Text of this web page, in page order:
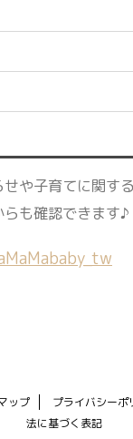
や子育てに関す
も確認できます♪
ップ プライバシーポ
法に基づく表記